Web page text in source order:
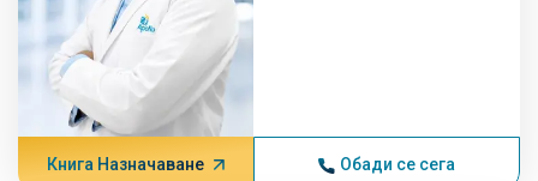
Книга Назначаване Обади се сега